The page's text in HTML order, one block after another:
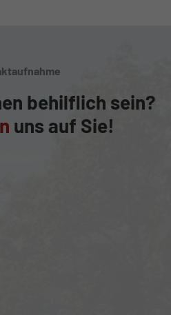
behilflich sein?
uns auf Sie!